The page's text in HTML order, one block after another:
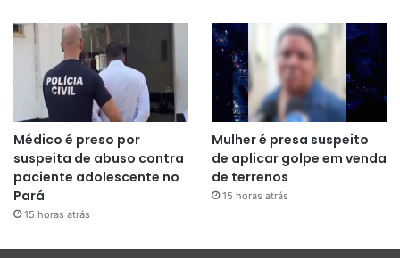
Médico é preso por
suspeita de abuso contra
paciente adolescente no
Pará
15 horas atrás
Mulher é presa suspeito
de aplicar golpe em venda
de terrenos
15 horas atrás